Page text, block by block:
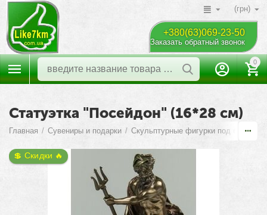
(грн)
+380(63)069-23-50
Заказать обратный звонок
0
Статуэтка "Посейдон" (16*28 см)
Главная / Сувениры и подарки / Скульптурные фигурки под бронзу
💲 Скидки 🔥